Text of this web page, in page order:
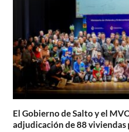
El Gobierno de Salto y el
adjudicación de 88 viviendas